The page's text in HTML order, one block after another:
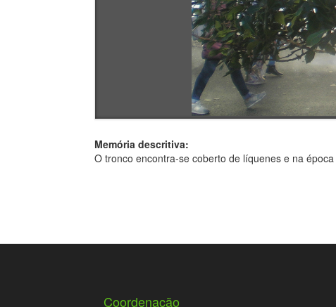
Memória descritiva:
O tronco encontra-se coberto de líquenes e na
Coordenação